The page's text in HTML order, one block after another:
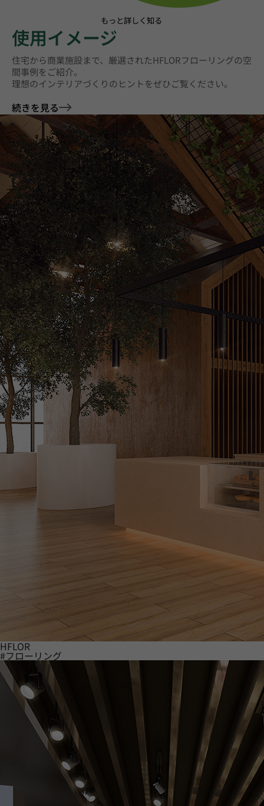
もっと詳しく知る
使用イメージ
住宅から商業施設まで、厳選されたHFLORフローリングの空
間事例をご紹介。
理想のインテリアづくりのヒントをぜひご覧ください。
続きを見る
HFLOR
#フローリング